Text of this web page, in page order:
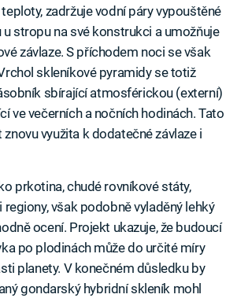
zadržuje vodní páry vypouštěné
stropu na své konstrukci a umožňuje
závlaze. S příchodem noci se však
skleníkové pyramidy se totiž
sbírající atmosférickou (externí)
ve večerních a nočních hodinách. Tato
využita k dodatečné závlaze i
prkotina, chudé rovníkové státy,
však podobně vyladěný lehký
ocení. Projekt ukazuje, že budoucí
po plodinách může do určité míry
planety. V konečném důsledku by
gondarský hybridní skleník mohl